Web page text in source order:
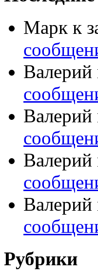
Марк к
Валерий
Валерий
Валерий
Валерий
Рубрики